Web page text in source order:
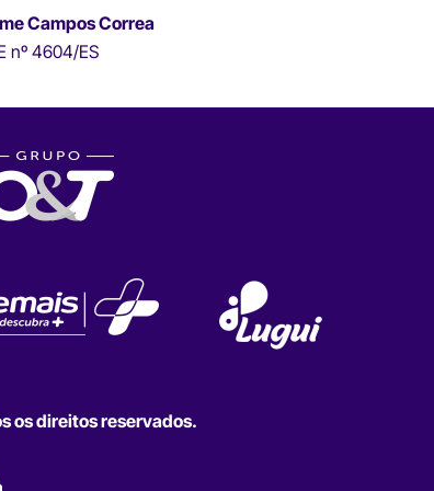
Campos Correa
nº 4604/ES
os direitos reservados.